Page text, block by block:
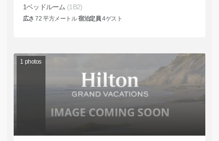
1ベッドルーム (1B2)
広さ 72 平方メートル宿泊定員 4ゲスト
1 photos